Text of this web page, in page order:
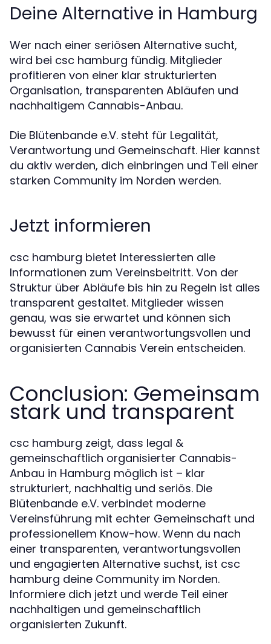
Deine Alternative in Hamburg
Wer nach einer seriösen Alternative sucht,
wird bei csc hamburg fündig. Mitglieder
profitieren von einer klar strukturierten
Organisation, transparenten Abläufen und
nachhaltigem Cannabis-Anbau.
Die Blütenbande e.V. steht für Legalität,
Verantwortung und Gemeinschaft. Hier kannst
du aktiv werden, dich einbringen und Teil einer
starken Community im Norden werden.
Jetzt informieren
csc hamburg bietet Interessierten alle
Informationen zum Vereinsbeitritt. Von der
Struktur über Abläufe bis hin zu Regeln ist alles
transparent gestaltet. Mitglieder wissen
genau, was sie erwartet und können sich
bewusst für einen verantwortungsvollen und
organisierten Cannabis Verein entscheiden.
Conclusion: Gemeinsam
stark und transparent
csc hamburg zeigt, dass legal &
gemeinschaftlich organisierter Cannabis-
Anbau in Hamburg möglich ist – klar
strukturiert, nachhaltig und seriös. Die
Blütenbande e.V. verbindet moderne
Vereinsführung mit echter Gemeinschaft und
professionellem Know-how. Wenn du nach
einer transparenten, verantwortungsvollen
und engagierten Alternative suchst, ist csc
hamburg deine Community im Norden.
Informiere dich jetzt und werde Teil einer
nachhaltigen und gemeinschaftlich
organisierten Zukunft.